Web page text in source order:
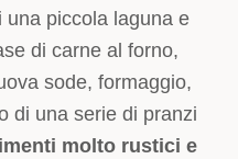
una piccola laguna e
di carne al forno,
sode, formaggio,
di una serie di pranzi
molto rustici e